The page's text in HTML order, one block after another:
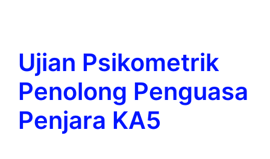
Ujian Psikometrik
Penolong Penguasa
Penjara KA5